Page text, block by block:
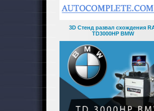
3D Стенд развал схождения
TD3000HP BMW